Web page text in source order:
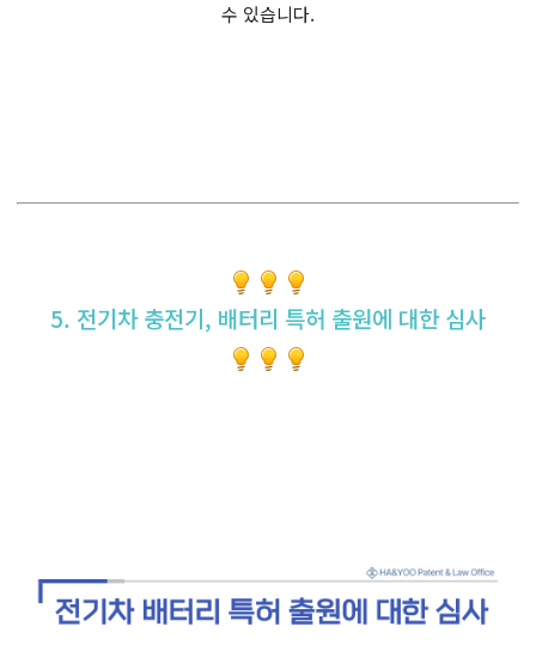
수 있습니다.
5. 전기차 충전기, 배터리 특허 출원에 대한 심사